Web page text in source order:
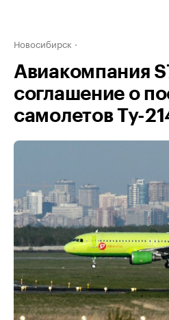
Новосибирск
Авиакомпания
соглашение о
самолетов Ту-